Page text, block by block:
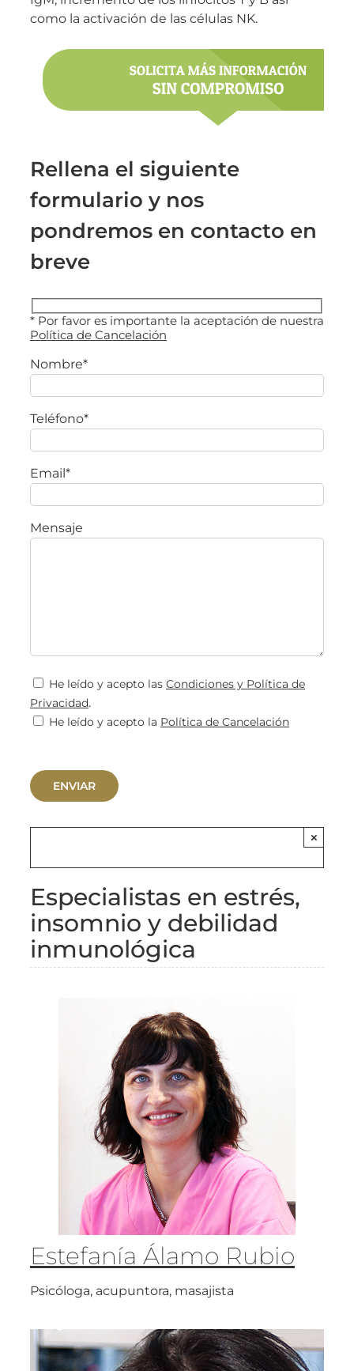
como la activación de las células NK.
Rellena el siguiente
formulario y nos
pondremos en contacto en
breve
* Por favor es importante la aceptación de nuestra
Política de Cancelación
Nombre*
Teléfono*
Email*
Mensaje
He leído y acepto las Condiciones y Política de
Privacidad.
He leído y acepto la Política de Cancelación
×
Especialistas en estrés,
insomnio y debilidad
inmunológica
Estefanía Álamo Rubio
Psicóloga, acupuntora, masajista